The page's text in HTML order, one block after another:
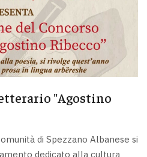
"Agostino
di Spezzano Albanese si
dedicato alla cultura